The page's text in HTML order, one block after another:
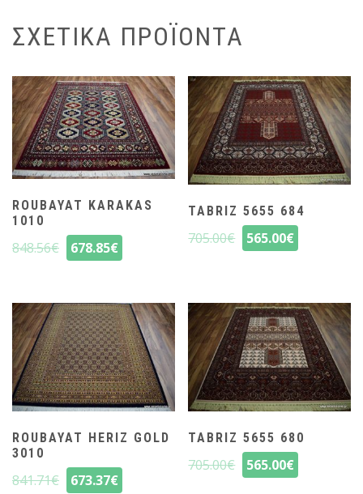
ΣΧΕΤΙΚΆ ΠΡΟΪΌΝΤΑ
ROUBAYAT KARAKAS
1010
848.56€ 678.85€
TABRIZ 5655 684
705.00€ 565.00€
ROUBAYAT HERIZ GOLD
3010
841.71€ 673.37€
TABRIZ 5655 680
705.00€ 565.00€